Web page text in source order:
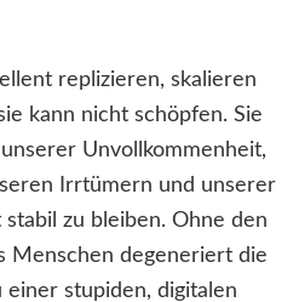
replizieren, skalieren
kann nicht schöpfen. Sie
Unvollkommenheit,
Irrtümern und unserer
zu bleiben. Ohne den
Menschen degeneriert die
einer stupiden, digitalen